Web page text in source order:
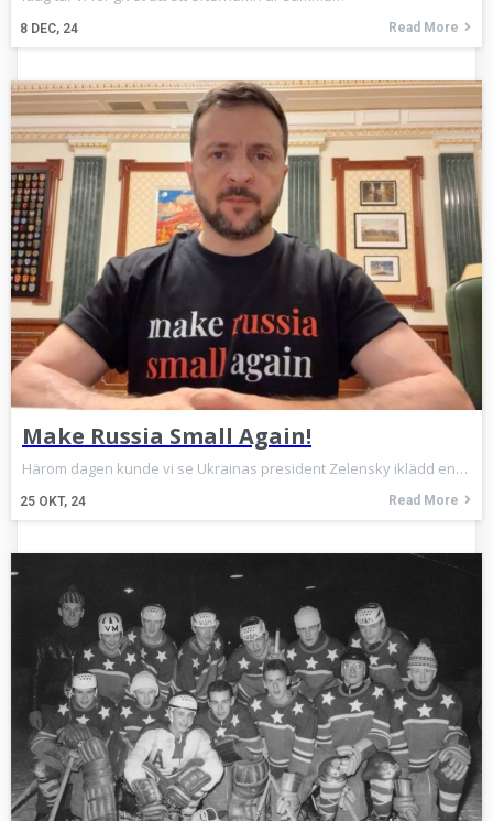
8 DEC, 24 Read More
Make Russia Small Again!
25 OKT, 24
Härom dagen kunde vi se Ukrainas president Zelensky iklädd en…
Read More